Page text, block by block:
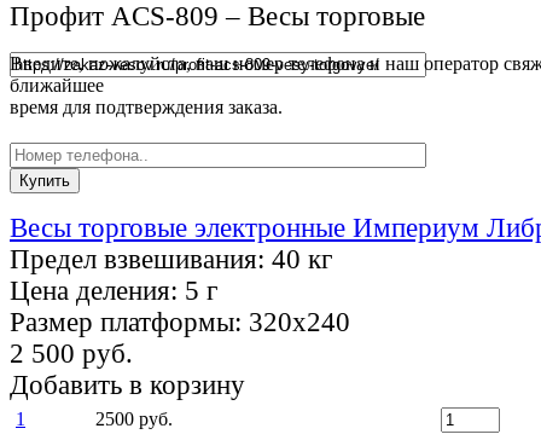
Профит ACS-809 – Весы торговые
Введите, пожалуйста, ваш номер телефона и наш оператор
ближайшее
время для подтверждения заказа.
Весы торговые электронные Империум
Предел взвешивания: 40 кг
Цена деления: 5 г
Размер платформы: 320х240
2 500 руб.
Добавить в корзину
1
2500 руб.